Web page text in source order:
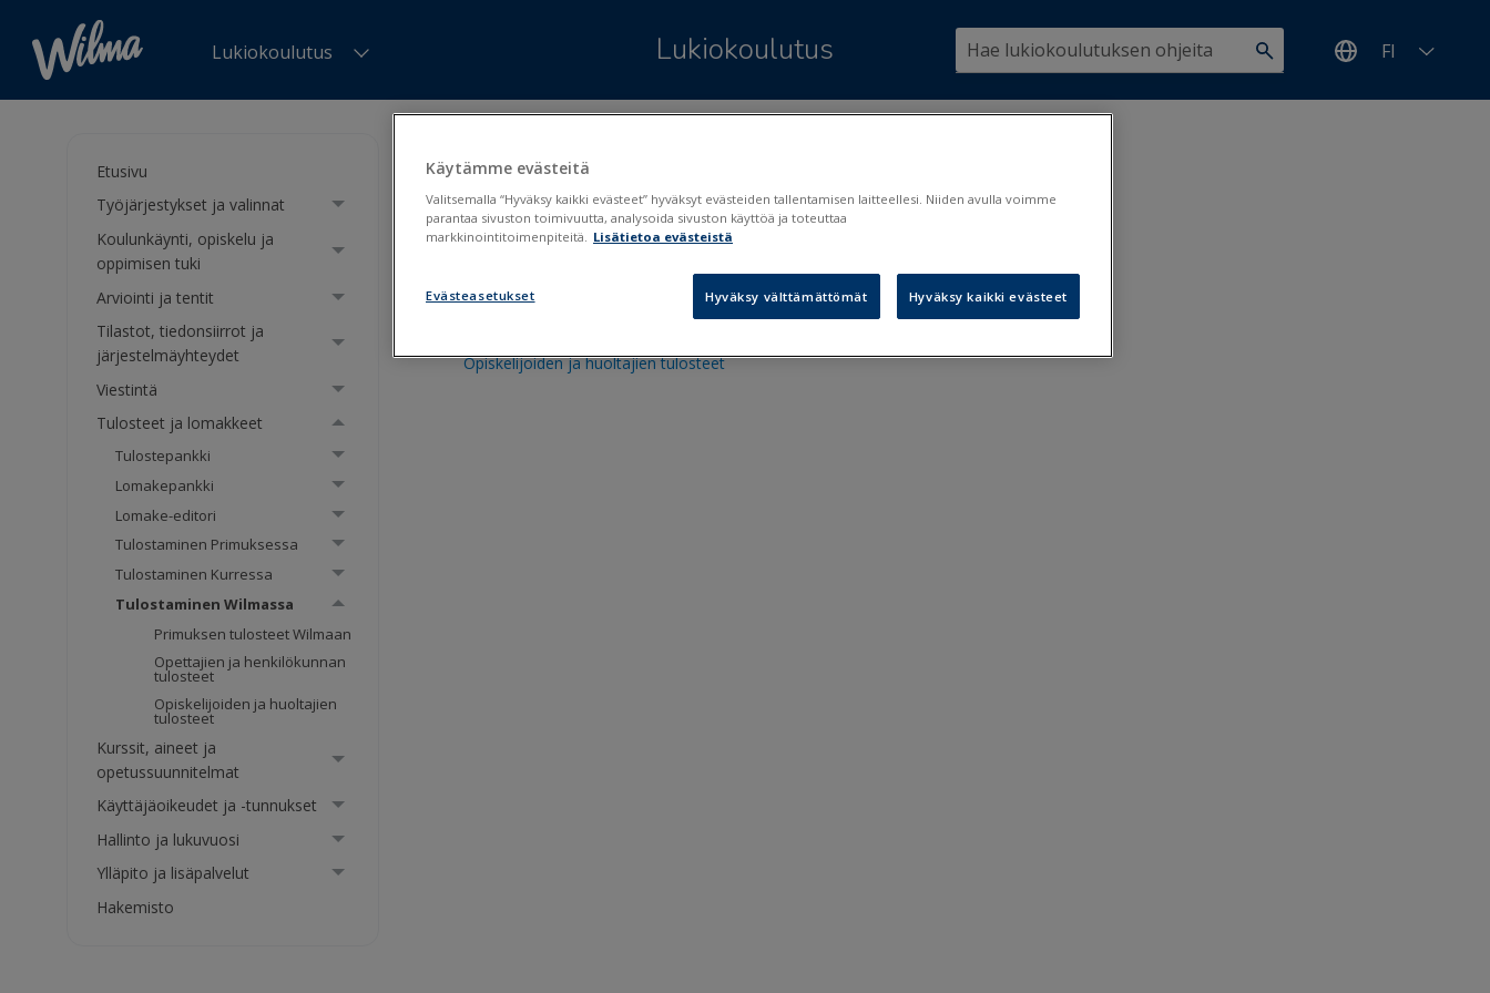
Lukiokoulutus Lukiokoulutus FI
Etusivu
Työjärjestykset ja valinnat
Koulunkäynti, opiskelu ja
oppimisen tuki
Arviointi ja tentit
Tilastot, tiedonsiirrot ja
järjestelmäyhteydet
Viestintä
Tulosteet ja lomakkeet
Tulostepankki
Lomakepankki
Lomake-editori
Tulostaminen Primuksessa
Tulostaminen Kurressa
Tulostaminen Wilmassa
Primuksen tulosteet Wilmaan
Opettajien ja henkilökunnan
tulosteet
Opiskelijoiden ja huoltajien
tulosteet
Kurssit, aineet ja
opetussuunnitelmat
Käyttäjäoikeudet ja -tunnukset
Hallinto ja lukuvuosi
Ylläpito ja lisäpalvelut
Hakemisto
Tulostaminen Wilmassa
Opettajien ja henkilökunnan tulosteet
Opiskelijoiden ja huoltajien tulosteet
Käytämme evästeitä
Valitsemalla “Hyväksy kaikki evästeet” hyväksyt evästeiden tallentamisen laitteellesi. Niiden avulla voimme
parantaa sivuston toimivuutta, analysoida sivuston käyttöä ja toteuttaa
markkinointitoimenpiteitä. Lisätietoa evästeistä
Evästeasetukset Hyväksy välttämättömät Hyväksy kaikki evästeet